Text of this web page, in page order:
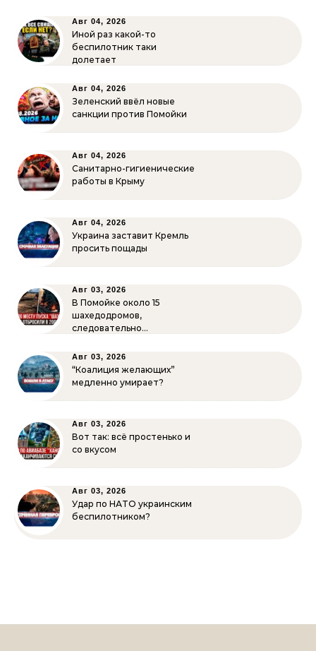
Авг 04, 2026
Иной раз какой-то
беспилотник таки
долетает
Авг 04, 2026
Зеленский ввёл новые
санкции против Помойки
Авг 04, 2026
Санитарно-гигиенические
работы в Крыму
Авг 04, 2026
Украина заставит Кремль
просить пощады
Авг 03, 2026
В Помойке около 15
шахедодромов,
следовательно…
Авг 03, 2026
“Коалиция желающих”
медленно умирает?
Авг 03, 2026
Вот так: всё простенько и
со вкусом
Авг 03, 2026
Удар по НАТО украинским
беспилотником?